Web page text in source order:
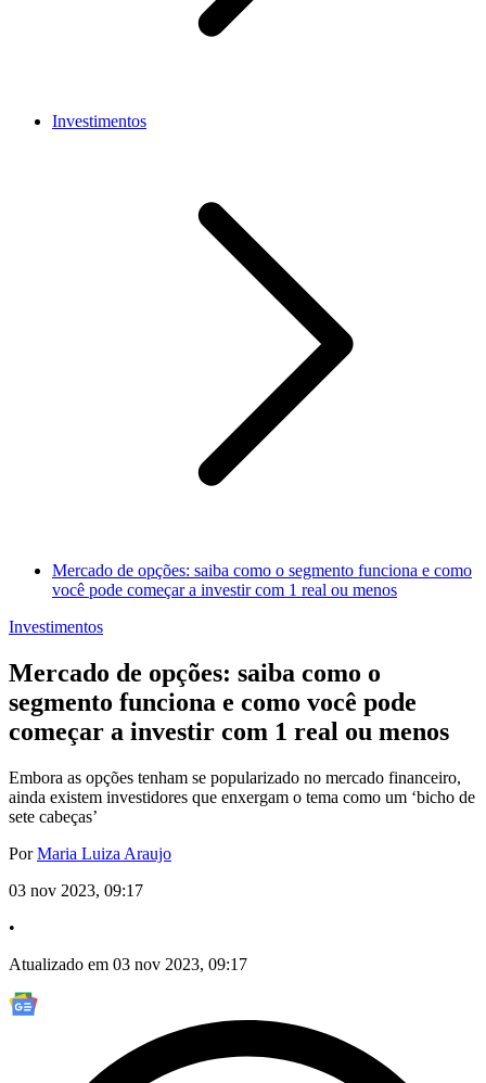
Investimentos
Mercado de opções: saiba como o segmento funciona e como
você pode começar a investir com 1 real ou menos
Investimentos
Mercado de opções: saiba como o
segmento funciona e como você pode
começar a investir com 1 real ou menos
Embora as opções tenham se popularizado no mercado financeiro,
ainda existem investidores que enxergam o tema como um ‘bicho de
sete cabeças’
PorMaria Luiza Araujo
03 nov 2023, 09:17
•
Atualizado em 03 nov 2023, 09:17